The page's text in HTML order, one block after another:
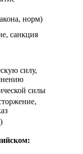
норм)
санкция
силу,
силы